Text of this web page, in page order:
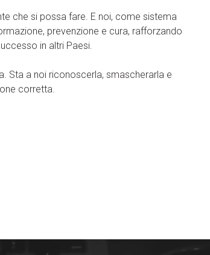
che si possa fare. E noi, come sistema
prevenzione e cura, rafforzando
in altri Paesi.
Sta a noi riconoscerla, smascherarla e
corretta.